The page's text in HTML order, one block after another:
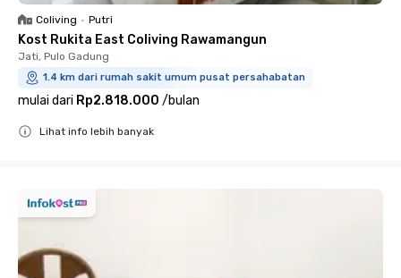
Coliving • Putri
Kost Rukita East Coliving Rawamangun
Jati, Pulo Gadung
1.4 km dari rumah sakit umum pusat persahabatan
mulai dari Rp2.818.000 /bulan
Lihat info lebih banyak